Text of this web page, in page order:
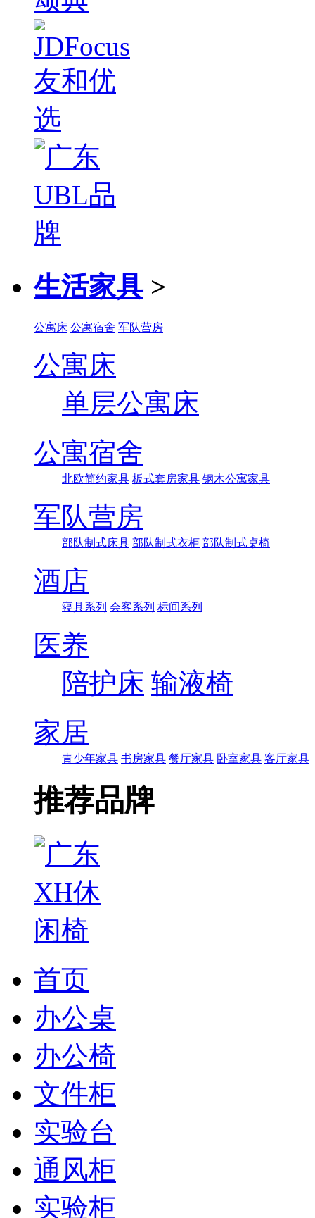
生活家具 >
公寓床 公寓宿舍 军队营房
公寓床
单层公寓床
公寓宿舍
北欧简约家具 板式套房家具 钢木公寓家具
军队营房
部队制式床具 部队制式衣柜 部队制式桌椅
酒店
寝具系列 会客系列 标间系列
医养
陪护床 输液椅
家居
青少年家具 书房家具 餐厅家具 卧室家具 客厅家具
推荐品牌
首页
办公桌
办公椅
文件柜
实验台
通风柜
实验柜